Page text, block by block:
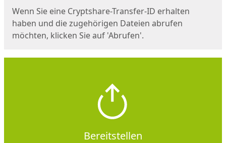
Wenn Sie eine Cryptshare-Transfer-ID erhalten
haben und die zugehörigen Dateien abrufen
möchten, klicken Sie auf 'Abrufen'.
Bereitstellen